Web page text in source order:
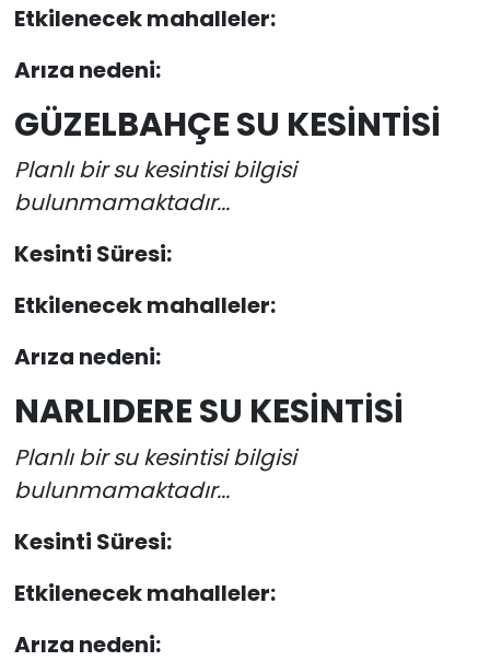
Etkilenecek mahalleler:
Arıza nedeni:
GÜZELBAHÇE SU KESİNTİSİ
Planlı bir su kesintisi bilgisi
bulunmamaktadır...
Kesinti Süresi:
Etkilenecek mahalleler:
Arıza nedeni:
NARLIDERE SU KESİNTİSİ
Planlı bir su kesintisi bilgisi
bulunmamaktadır...
Kesinti Süresi:
Etkilenecek mahalleler:
Arıza nedeni: